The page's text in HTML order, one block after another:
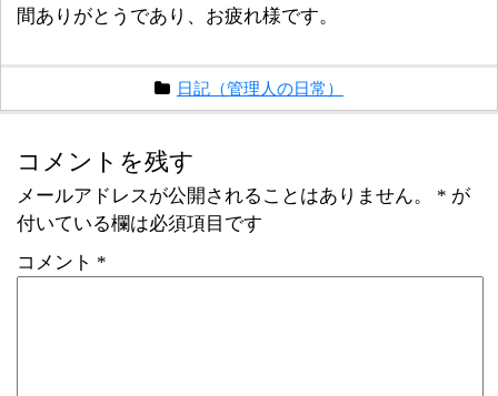
間ありがとうであり、お疲れ様です。
日記（管理人の日常）
コメントを残す
メールアドレスが公開されることはありません。 * が
付いている欄は必須項目です
コメント *